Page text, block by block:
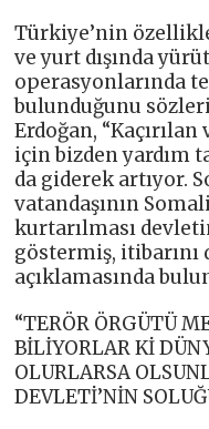
Türkiye’nin
ve yurt dışında
operasyonlarında
bulunduğunu
Erdoğan,
için bizden yardım
da giderek artıyor.
vatandaşının
kurtarılması
göstermiş, itibarını
açıklamasında
“TERÖR ÖRGÜTÜ
BİLİYORLAR Kİ
OLURLARSA
DEVLETİ’NİN